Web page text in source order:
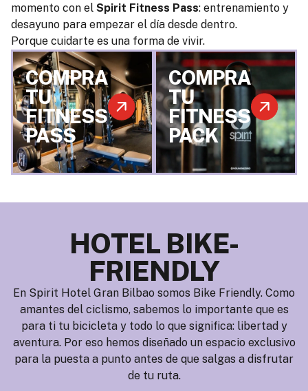
momento con el Spirit Fitness Pass: entrenamiento y
desayuno para empezar el día desde dentro.
Porque cuidarte es una forma de vivir.
COMPRA
TU
FITNESS
PASS
COMPRA
TU
FITNESS
PACK
HOTEL BIKE-
FRIENDLY
En Spirit Hotel Gran Bilbao somos Bike Friendly. Como
amantes del ciclismo, sabemos lo importante que es
para ti tu bicicleta y todo lo que significa: libertad y
aventura. Por eso hemos diseñado un espacio exclusivo
para la puesta a punto antes de que salgas a disfrutar
de tu ruta.